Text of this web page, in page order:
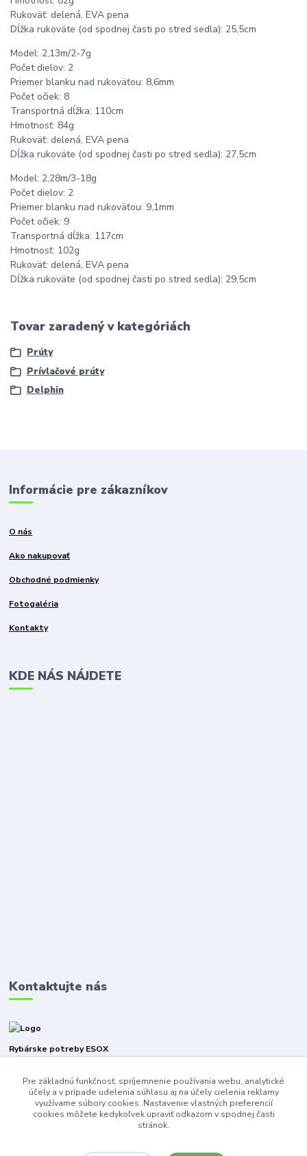
Rukoväť: delená, EVA pena
Dĺžka rukoväte (od spodnej časti po stred sedla): 25,5cm
Model: 2,13m/2-7g
Počet dielov: 2
Priemer blanku nad rukoväťou: 8,6mm
Počet očiek: 8
Transportná dĺžka: 110cm
Hmotnosť: 84g
Rukoväť: delená, EVA pena
Dĺžka rukoväte (od spodnej časti po stred sedla): 27,5cm
Model: 2,28m/3-18g
Počet dielov: 2
Priemer blanku nad rukoväťou: 9,1mm
Počet očiek: 9
Transportná dĺžka: 117cm
Hmotnosť: 102g
Rukoväť: delená, EVA pena
Dĺžka rukoväte (od spodnej časti po stred sedla): 29,5cm
Tovar zaradený v kategóriách
Prúty
Prívlačové prúty
Delphin
Informácie pre zákazníkov
O nás
Ako nakupovať
Obchodné podmienky
Fotogaléria
Kontakty
KDE NÁS NÁJDETE
Kontaktujte nás
Rybárske potreby ESOX
+421940316471
esoxnz@gmail.com
Pre základnú funkčnosť, spríjemnenie používania webu, analytické
účely a v prípade udelenia súhlasu aj na účely cielenia reklamy
využívame súbory cookies. Nastavenie vlastných preferencií
cookies môžete kedykoľvek upraviť odkazom v spodnej časti
stránok.